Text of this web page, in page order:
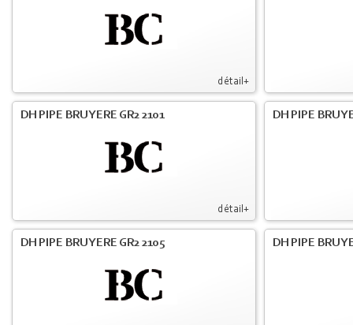
détail+
détail+
DH PIPE BRUYERE GR2 2101 DH PIPE
DH PIPE BRUYERE GR2 2105 DH PIPE